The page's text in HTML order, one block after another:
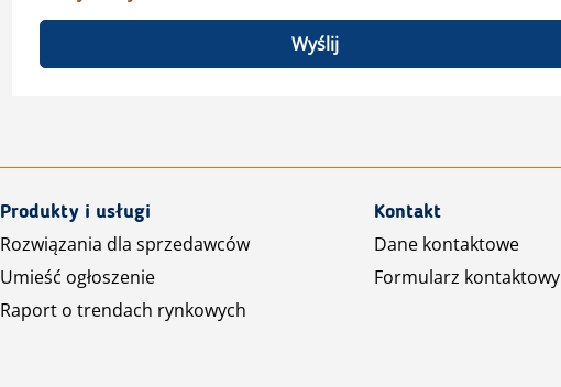
Wyślij
Produkty i usługi
Rozwiązania dla sprzedawców
Umieść ogłoszenie
Raport o trendach rynkowych
Kontakt
Dane kontaktowe
Formularz kontaktowy